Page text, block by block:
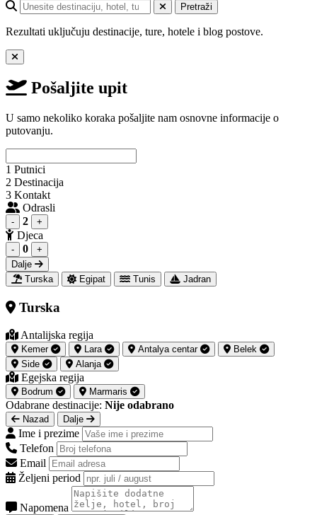
Pretraži
Rezultati uključuju destinacije, ture, hotele i blog postove.
Pošaljite upit
U samo nekoliko koraka pošaljite nam osnovne informacije o
putovanju.
1 Putnici
2 Destinacija
3 Kontakt
Odrasli
- 2 +
Djeca
- 0
+
Dalje
Turska
Egipat Tunis Jadran
Turska
Antalijska regija
Kemer Lara Antalya centar
Belek
Side
Alanja
Egejska regija
Bodrum Marmaris
Odabrane destinacije: Nije odabrano
Nazad Dalje
Ime i prezime
Telefon
Email
Željeni period
Napomena